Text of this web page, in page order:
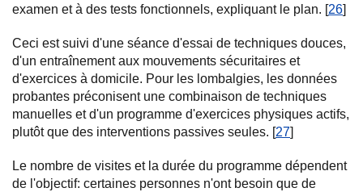
examen et à des tests fonctionnels, expliquant le plan. [26]
Ceci est suivi d'une séance d'essai de techniques douces,
d'un entraînement aux mouvements sécuritaires et
d'exercices à domicile. Pour les lombalgies, les données
probantes préconisent une combinaison de techniques
manuelles et d'un programme d'exercices physiques actifs,
plutôt que des interventions passives seules. [27]
Le nombre de visites et la durée du programme dépendent
de l'objectif: certaines personnes n'ont besoin que de